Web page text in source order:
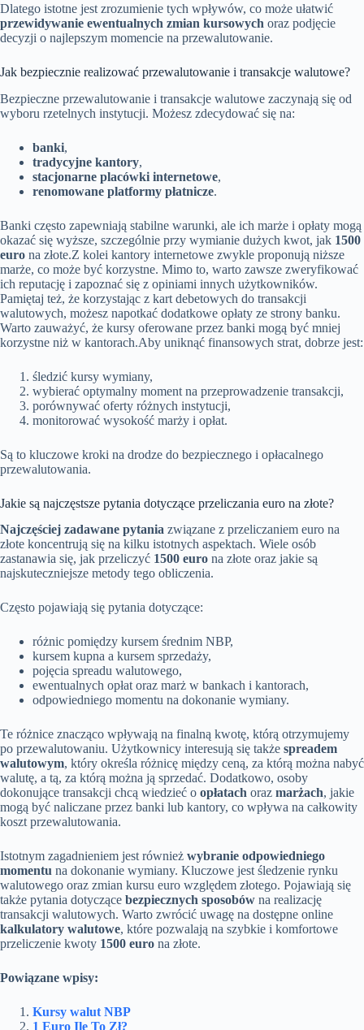
Dlatego istotne jest zrozumienie tych wpływów, co może ułatwić
przewidywanie ewentualnych zmian kursowych oraz podjęcie
decyzji o najlepszym momencie na przewalutowanie.
Jak bezpiecznie realizować przewalutowanie i transakcje walutowe?
Bezpieczne przewalutowanie i transakcje walutowe zaczynają się od
wyboru rzetelnych instytucji. Możesz zdecydować się na:
banki,
tradycyjne kantory,
stacjonarne placówki internetowe,
renomowane platformy płatnicze.
Banki często zapewniają stabilne warunki, ale ich marże i opłaty mogą
okazać się wyższe, szczególnie przy wymianie dużych kwot, jak 1500
euro na złote.Z kolei kantory internetowe zwykle proponują niższe
marże, co może być korzystne. Mimo to, warto zawsze zweryfikować
ich reputację i zapoznać się z opiniami innych użytkowników.
Pamiętaj też, że korzystając z kart debetowych do transakcji
walutowych, możesz napotkać dodatkowe opłaty ze strony banku.
Warto zauważyć, że kursy oferowane przez banki mogą być mniej
korzystne niż w kantorach.Aby uniknąć finansowych strat, dobrze jest:
śledzić kursy wymiany,
wybierać optymalny moment na przeprowadzenie transakcji,
porównywać oferty różnych instytucji,
monitorować wysokość marży i opłat.
Są to kluczowe kroki na drodze do bezpiecznego i opłacalnego
przewalutowania.
Jakie są najczęstsze pytania dotyczące przeliczania euro na złote?
Najczęściej zadawane pytania związane z przeliczaniem euro na
złote koncentrują się na kilku istotnych aspektach. Wiele osób
zastanawia się, jak przeliczyć 1500 euro na złote oraz jakie są
najskuteczniejsze metody tego obliczenia.
Często pojawiają się pytania dotyczące:
różnic pomiędzy kursem średnim NBP,
kursem kupna a kursem sprzedaży,
pojęcia spreadu walutowego,
ewentualnych opłat oraz marż w bankach i kantorach,
odpowiedniego momentu na dokonanie wymiany.
Te różnice znacząco wpływają na finalną kwotę, którą otrzymujemy
po przewalutowaniu. Użytkownicy interesują się także spreadem
walutowym, który określa różnicę między ceną, za którą można nabyć
walutę, a tą, za którą można ją sprzedać. Dodatkowo, osoby
dokonujące transakcji chcą wiedzieć o opłatach oraz marżach, jakie
mogą być naliczane przez banki lub kantory, co wpływa na całkowity
koszt przewalutowania.
Istotnym zagadnieniem jest również wybranie odpowiedniego
momentu na dokonanie wymiany. Kluczowe jest śledzenie rynku
walutowego oraz zmian kursu euro względem złotego. Pojawiają się
także pytania dotyczące bezpiecznych sposobów na realizację
transakcji walutowych. Warto zwrócić uwagę na dostępne online
kalkulatory walutowe, które pozwalają na szybkie i komfortowe
przeliczenie kwoty 1500 euro na złote.
Powiązane wpisy:
Kursy walut NBP
1 Euro Ile To Zł?